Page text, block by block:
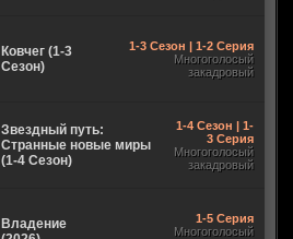
Ковчег (1-3
Сезон)
1-3 Сезон | 1-2 Серия
Многоголосый
закадровый
Звездный путь:
Странные новые миры
(1-4 Сезон)
1-4 Сезон | 1-
3 Серия
Многоголосый
закадровый
Владение
1-5 Серия
Многоголосый